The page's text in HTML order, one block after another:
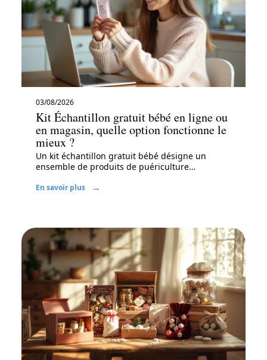
03/08/2026
Kit Échantillon gratuit bébé en ligne ou
en magasin, quelle option fonctionne le
mieux ?
Un kit échantillon gratuit bébé désigne un
ensemble de produits de puériculture…
En savoir plus